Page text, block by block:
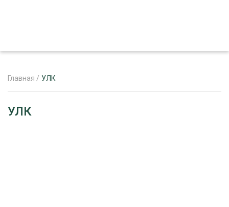
ЖУРНАЛ «ЛЕСНОЙ КОМПЛЕКС»
Главная / УЛК
УЛК